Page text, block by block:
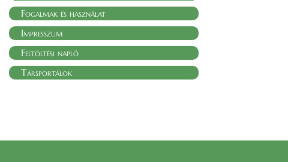
Fogalmak és használat
Impresszum
Feltöltési napló
Társportálok